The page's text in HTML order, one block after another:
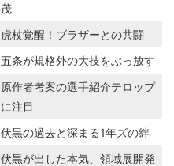
茂
虎杖覚醒！ブラザーとの共闘
五条が規格外の大技をぶっ放す
原作者考案の選手紹介テロップ
に注目
伏黒の過去と深まる1年ズの絆
伏黒が出した本気、領域展開発